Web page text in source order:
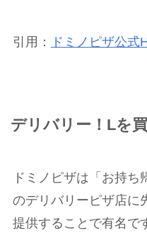
引用： ドミノピザ公式
デリバリー！Lを
ドミノピザは「お持
のデリバリーピザ店に
提供することで有名で